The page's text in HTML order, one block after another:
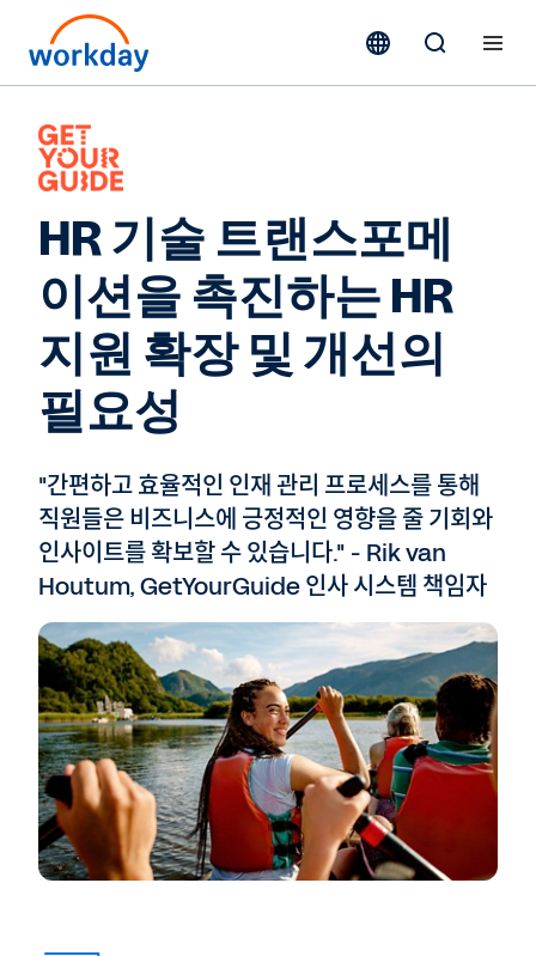
HR 기술 트랜스포메
이션을 촉진하는 HR
지원 확장 및 개선의
필요성
"간편하고 효율적인 인재 관리 프로세스를 통해
직원들은 비즈니스에 긍정적인 영향을 줄 기회와
인사이트를 확보할 수 있습니다." - Rik van
Houtum, GetYourGuide 인사 시스템 책임자